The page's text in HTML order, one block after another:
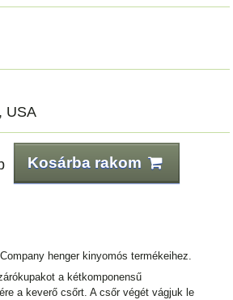
USA
Kosárba rakom
henger kinyomós termékeihez.
a kétkomponensű
a keverő csőrt. A csőr végét vágjuk le